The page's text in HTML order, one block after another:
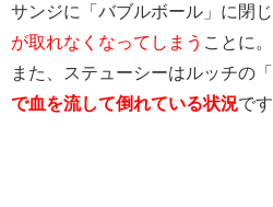
サンジに「バブルボール」に閉じ
が取れなくなってしまう ことに。
また、ステューシーはルッチの「
で血を流して倒れている状況です